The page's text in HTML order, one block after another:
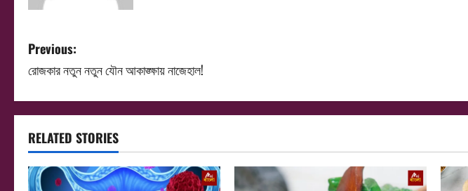
P
o
s
t
n
Previous:
রোজকার নতুন নতুন যৌন আকাঙ্ক্ষায় নাজেহাল!
RELATED STORIES